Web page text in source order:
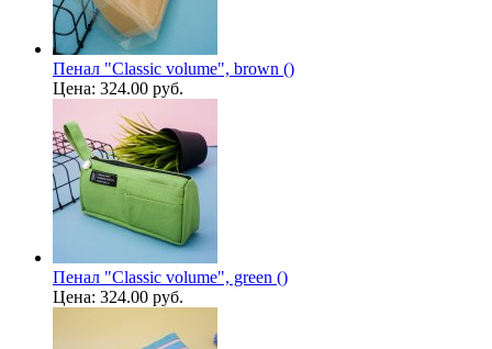
Пенал "Classic volume", brown ()
Цена: 324.00 руб.
Пенал "Classic volume", green ()
Цена: 324.00 руб.